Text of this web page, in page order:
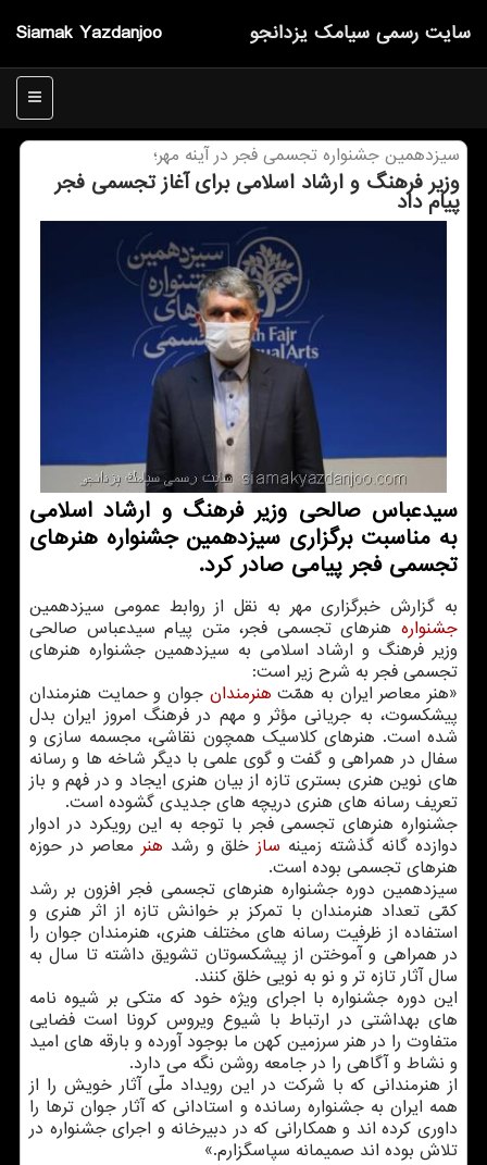
Siamak Yazdanjoo سایت رسمی سیامك یزدانجو
منو
سیزدهمین جشنواره تجسمی فجر در آینه مهر؛
وزیر فرهنگ و ارشاد اسلامی برای آغاز تجسمی فجر
پیام داد
سیدعباس صالحی وزیر فرهنگ و ارشاد اسلامی
به مناسبت برگزاری سیزدهمین جشنواره هنرهای
تجسمی فجر ‏پیامی صادر کرد.‏
به گزارش خبرگزاری‬ مهر‬ به نقل از روابط عمومی سیزدهمین
جشنواره هنرهای تجسمی فجر، متن پیام سیدعباس ‏صالحی
وزیر فرهنگ و ارشاد اسلامی به سیزدهمین جشنواره هنرهای
تجسمی فجر به شرح ‏زیر است: ‏
«هنر معاصر ایران به همّت هنرمندان جوان و حمایت هنرمندان
پیشکسوت، به جریانی مؤثر ‏و مهم در فرهنگ امروز ایران بدل
شده است. هنرهای کلاسیک همچون نقاشی، مجسمه ‏سازی و
سفال در همراهی و گفت و گوی علمی با دیگر شاخه ها و رسانه
های نوین هنری بستری تازه از بیان هنری ایجاد و در فهم و باز
تعریف رسانه های هنری دریچه های جدیدی ‏گشوده است‎.‎
جشنواره هنرهای تجسمی فجر با توجه به این رویکرد در ادوار
دوازده گانه گذشته زمینه ساز خلق و رشد هنر معاصر در حوزه
هنرهای تجسمی بوده است‎.‎
سیزدهمین دوره جشنواره هنرهای تجسمی فجر افزون بر رشد
کمّی تعداد هنرمندان با تمرکز ‏بر خوانش تازه از اثر هنری و
استفاده از ظرفیت رسانه های مختلف هنری، هنرمندان جوان را
در همراهی و آموختن از پیشکسوتان تشویق داشته تا سال به
سال آثار تازه تر و نو به نویی خلق کنند‎.‎
این دوره جشنواره با اجرای ویژه خود که متکی بر شیوه نامه
های بهداشتی در ارتباط با شیوع ‏ویروس کرونا است فضایی
متفاوت را در هنر سرزمین کهن ما بوجود آورده و بارقه های امید
‏و نشاط و آگاهی را در جامعه روشن نگه می دارد.‎
از هنرمندانی که با شرکت در این رویداد ملّی آثار خویش را از
همه ایران به جشنواره رسانده و ‏استادانی که آثار جوان ترها را
داوری کرده اند و همکارانی که در دبیرخانه و اجرای ‏جشنواره در
تلاش بوده اند صمیمانه سپاسگزارم‎.‎‏» ‏